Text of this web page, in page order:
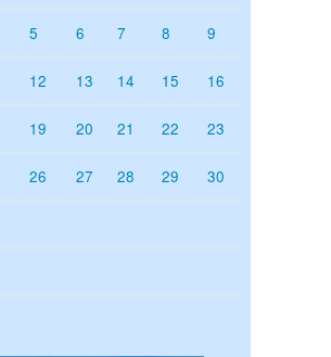
5 6 7 8 9
12 13 14 15 16
19 20 21 22 23
26 27 28 29 30